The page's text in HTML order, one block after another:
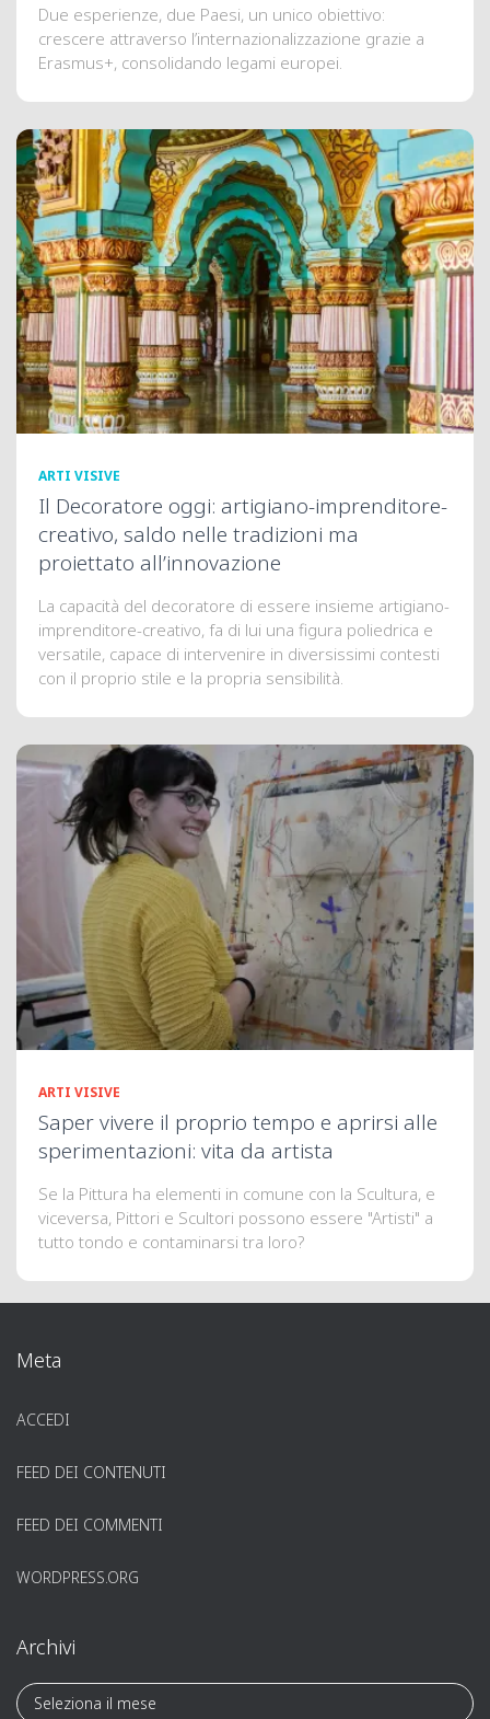
Due esperienze, due Paesi, un unico obiettivo:
crescere attraverso l’internazionalizzazione grazie a
Erasmus+, consolidando legami europei.
ARTI VISIVE
Il Decoratore oggi: artigiano-imprenditore-
creativo, saldo nelle tradizioni ma
proiettato all’innovazione
La capacità del decoratore di essere insieme artigiano-
imprenditore-creativo, fa di lui una figura poliedrica e
versatile, capace di intervenire in diversissimi contesti
con il proprio stile e la propria sensibilità.
ARTI VISIVE
Saper vivere il proprio tempo e aprirsi alle
sperimentazioni: vita da artista
Se la Pittura ha elementi in comune con la Scultura, e
viceversa, Pittori e Scultori possono essere "Artisti" a
tutto tondo e contaminarsi tra loro?
Meta
ACCEDI
FEED DEI CONTENUTI
FEED DEI COMMENTI
WORDPRESS.ORG
Archivi
A